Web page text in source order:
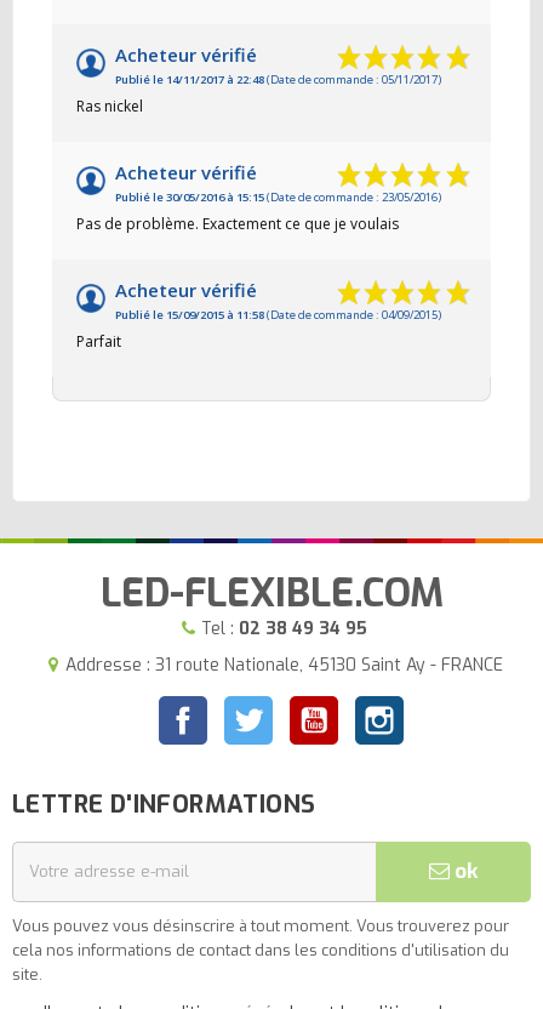
Acheteur vérifié
Publié le 14/11/2017 à 22:48(Date de commande : 05/11/2017)
Ras nickel
Acheteur vérifié
Publié le 30/05/2016 à 15:15(Date de commande : 23/05/2016)
Pas de problème. Exactement ce que je voulais
Acheteur vérifié
Publié le 15/09/2015 à 11:58(Date de commande : 04/09/2015)
Parfait
LED-FLEXIBLE.COM
Tel : 02 38 49 34 95
Addresse : 31 route Nationale, 45130 Saint Ay - FRANCE
FacebookTwitter YouTubeInstagram
LETTRE D'INFORMATIONS
ok
Vous pouvez vous désinscrire à tout moment. Vous trouverez pour
cela nos informations de contact dans les conditions d'utilisation du
site.